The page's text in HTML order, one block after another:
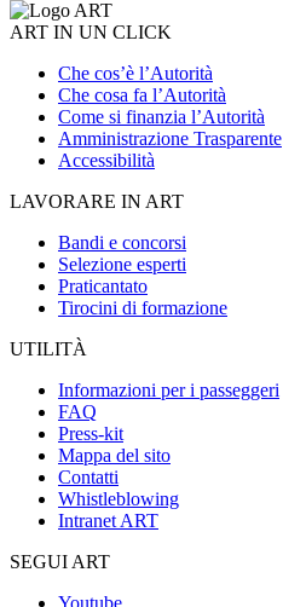
ART IN UN CLICK
Che cos’è l’Autorità
Che cosa fa l’Autorità
Come si finanzia l’Autorità
Amministrazione Trasparente
Accessibilità
LAVORARE IN ART
Bandi e concorsi
Selezione esperti
Praticantato
Tirocini di formazione
UTILITÀ
Informazioni per i passeggeri
FAQ
Press-kit
Mappa del sito
Contatti
Whistleblowing
Intranet ART
SEGUI ART
Youtube